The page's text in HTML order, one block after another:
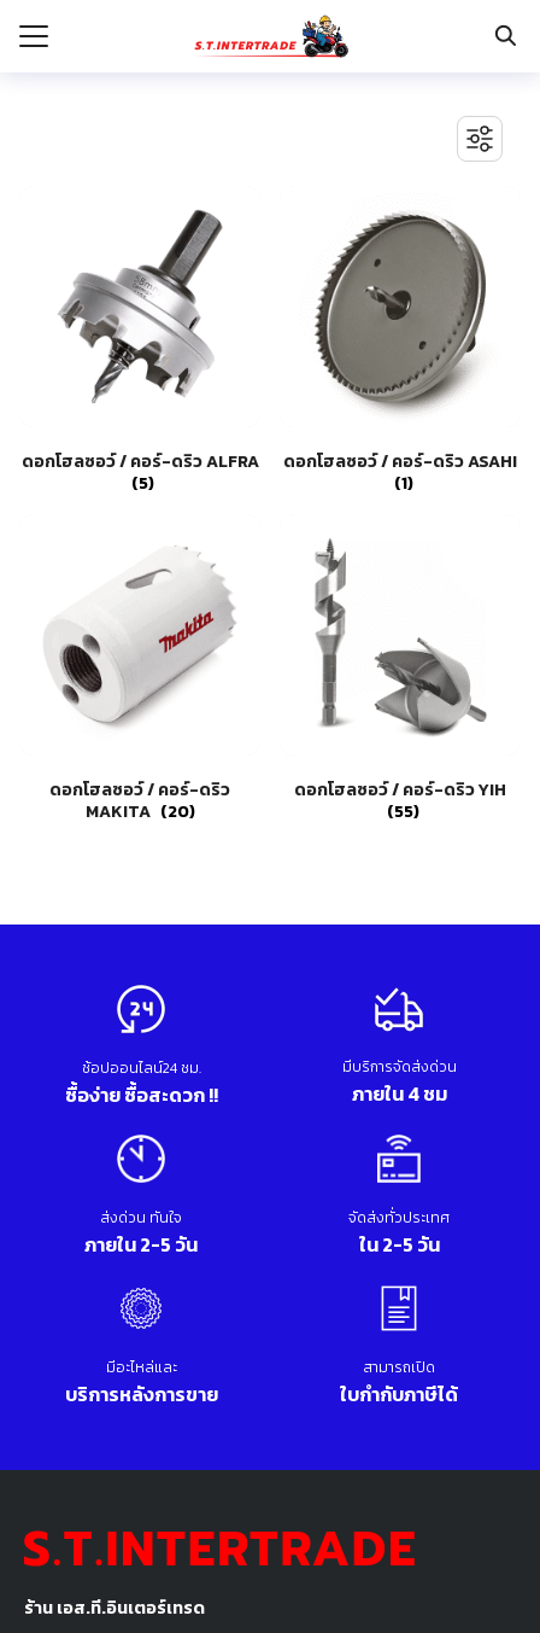
BOSCH เครื่องจี้ปูน
ปั๊มน้ำ ปั๊มน้ำอัตโนมัติ อุปกรณ์ระบบน้ำ
ปั๊มลม อุปกรณ์ระบบลม
มอเตอร์และอุปกรณ์ส่งกำลัง
รอก แม่แรงทุ่นกำลัง
ระบบพุกฝังคอนกรีต
อุปกรณ์ทำสวน การเกษตร
อุปกรณ์เก็บเครื่องมือ
อุปกรณ์เสริม ขัด เจียร เจาะ
เคมีภัณฑ์ กาว เทปกาว
เครื่องมือตอก งัด
เครื่องมือทำความสะอาด
เครื่องมือวัด
เครื่องมือไฟฟ้า
เฟอร์นิเจอร์สำนักงาน
เฟอร์นิเจอร์สำหรับบ้าน
ดอกโฮลซอว์ / คอร์-ดริว ALFRA
(5)
ดอกโฮลซอว์ / คอร์-ดริว ASAHI
(1)
ดอกโฮลซอว์ / คอร์-ดริว
MAKITA (20)
ดอกโฮลซอว์ / คอร์-ดริว YIH
(55)
ร้าน เอส.ที.อินเตอร์เทรด
ช้อปออนไลน์24 ชม.
ซื้อง่าย ซื้อสะดวก !!
มีบริการจัดส่งด่วน
ภายใน 4 ชม
ส่งด่วน ทันใจ
ภายใน 2-5 วัน
จัดส่งทั่วประเทศ
ใน 2-5 วัน
มีอะไหล่และ
บริการหลังการขาย
สามารถเปิด
ใบกำกับภาษีได้